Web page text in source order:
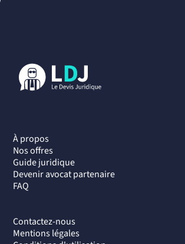
À propos
Nos offres
Guide juridique
Devenir avocat partenaire
FAQ
Contactez-nous
Mentions légales